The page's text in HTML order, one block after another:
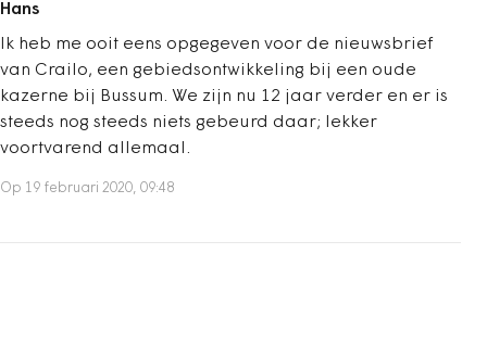
Hans
Ik heb me ooit eens opgegeven voor de nieuwsbrief
van Crailo, een gebiedsontwikkeling bij een oude
kazerne bij Bussum. We zijn nu 12 jaar verder en er is
steeds nog steeds niets gebeurd daar; lekker
voortvarend allemaal.
Op 19 februari 2020, 09:48